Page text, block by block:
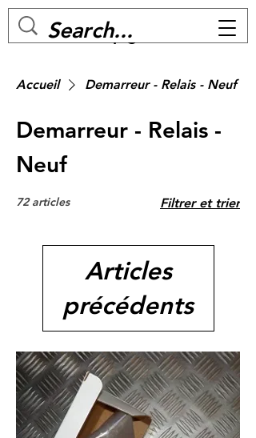
MC BIKE Perpignan
Accueil Demarreur - Relais - Neuf
Demarreur - Relais -
Neuf
72 articles Filtrer et trier
Articles
précédents